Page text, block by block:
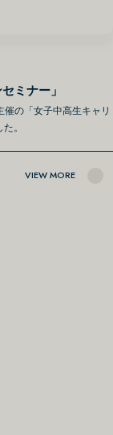
ミナー」
の「女子中高生キャリ
。
VIEW MORE